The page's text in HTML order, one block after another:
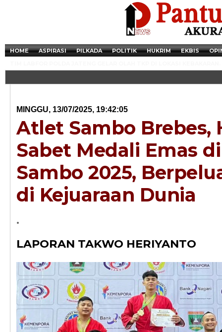
HOME ASPIRASI PILKADA POLITIK HUKRIM EKBIS
Newsticker -
Razia Transaksi
MINGGU, 13/07/2025, 19:42:05
Atlet Sambo Brebes,
Sabet Medali Emas
Sambo 2025,
di Kejuaraan Dunia
.
LAPORAN TAKWO HERIYANTO